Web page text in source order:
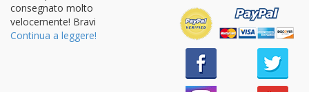
consegnato molto
velocemente! Bravi
Continua a leggere!